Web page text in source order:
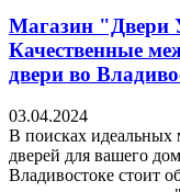
Магазин "Двери
Качественные
двери во
03.04.2024
В поисках
дверей для вашего
Владивостоке стоит